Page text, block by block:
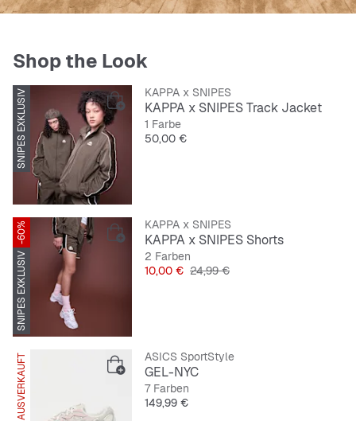
Shop the Look
SNIPES EXKLUSIV KAPPA x SNIPES
KAPPA x SNIPES Track Jacket
1 Farbe
Preis
50,00 €
-60%
SNIPES EXKLUSIV
KAPPA x SNIPES
KAPPA x SNIPES Shorts
2 Farben
Preis
10,00 € Originalpreis
24,99 €
AUSVERKAUFT ASICS SportStyle
GEL-NYC
7 Farben
Preis
149,99 €